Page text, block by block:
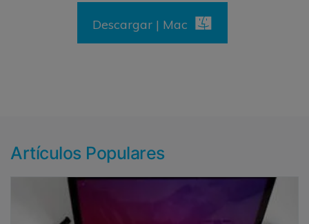
Descargar | Mac
Artículos Populares